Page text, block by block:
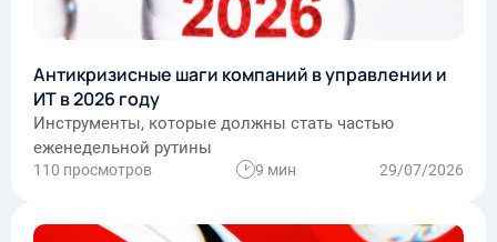
Антикризисные шаги компаний в управлении и
ИТ в 2026 году
Инструменты, которые должны стать частью
еженедельной рутины
110 просмотров 9 мин 29/07/2026